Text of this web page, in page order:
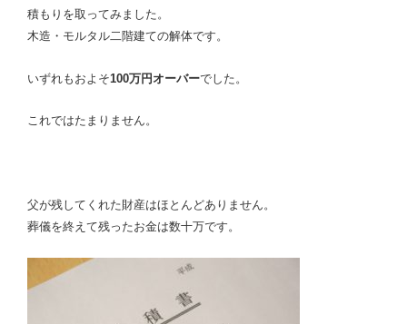
積もりを取ってみました。
木造・モルタル二階建ての解体です。
いずれもおよそ100万円オーバーでした。
これではたまりません。
父が残してくれた財産はほとんどありません。
葬儀を終えて残ったお金は数十万です。